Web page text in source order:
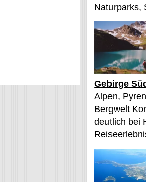
Naturparks,
Gebirge
Alpen,
Bergwelt
deutlich bei